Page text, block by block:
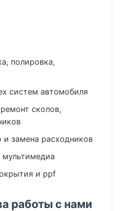
полировка,
систем автомобиля
сколов,
и замена расходников
и ppf
работы с нами